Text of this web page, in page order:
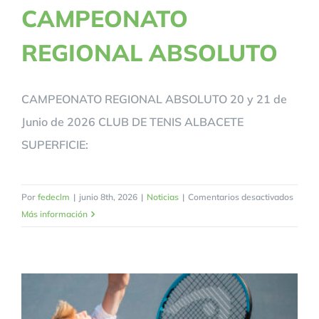
CAMPEONATO
REGIONAL ABSOLUTO
CAMPEONATO REGIONAL ABSOLUTO 20 y 21 de
Junio de 2026 CLUB DE TENIS ALBACETE
SUPERFICIE:
Por fedeclm | junio 8th, 2026 | Noticias | Comentarios desactivadosen
Más información